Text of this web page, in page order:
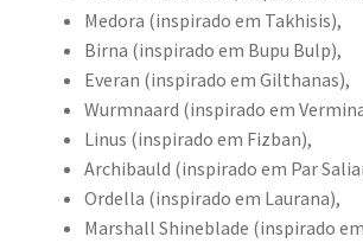
Medora (inspirado em Takhisis),
Birna (inspirado em Bupu Bulp),
Everan (inspirado em Gilthanas),
Wurmnaard (inspirado em
Linus (inspirado em Fizban),
Archibauld (inspirado em Par
Ordella (inspirado em Laurana),
Marshall Shineblade (inspirado